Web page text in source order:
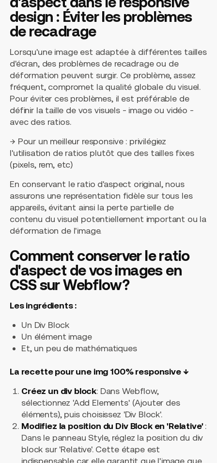
design : Éviter les problèmes
de recadrage
Lorsqu'une image est adaptée à différentes tailles
d'écran, des problèmes de recadrage ou de
déformation peuvent surgir. Ce problème, assez
fréquent, compromet la qualité globale du visuel.
Pour éviter ces problèmes, il est préférable de
définir la taille de vos visuels - image ou vidéo -
avec des ratios.
→ Pour un meilleur responsive : privilégiez
l'utilisation de ratios plutôt que des tailles fixes
(pixels, rem, etc)
En conservant le ratio d'aspect original, nous
assurons une représentation fidèle sur tous les
appareils, évitant ainsi la perte partielle de
contenu du visuel potentiellement important ou la
déformation de l'image.
Comment conserver le ratio
d'aspect de vos images en
CSS sur Webflow?
Les ingrédients :
Un Div Block
Un élément image
Et, un peu de mathématiques
La recette pour une img 100% responsive ↓
Créez un div block: Dans Webflow,
sélectionnez 'Add Elements' (Ajouter des
éléments), puis choisissez 'Div Block'.
Modifiez la position du Div Block en 'Relative':
Dans le panneau Style, réglez la position du div
block sur 'Relative'. Cette étape est
indispensable car elle garantit que l'image que